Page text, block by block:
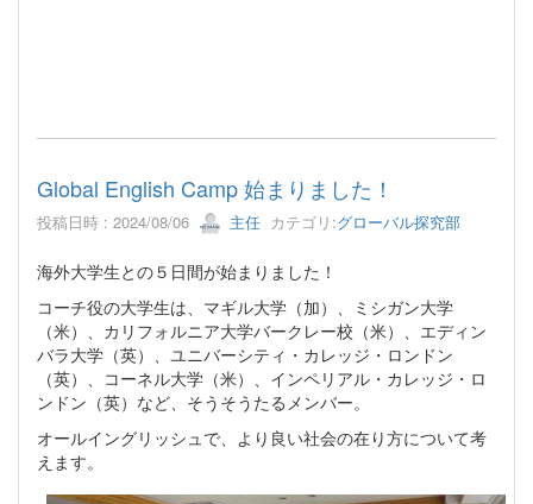
Global English Camp 始まりました！
投稿日時 : 2024/08/06 主任 カテゴリ:グローバル探究部
海外大学生との５日間が始まりました！
コーチ役の大学生は、マギル大学（加）、ミシガン大学
（米）、カリフォルニア大学バークレー校（米）、エディン
バラ大学（英）、ユニバーシティ・カレッジ・ロンドン
（英）、コーネル大学（米）、インペリアル・カレッジ・ロ
ンドン（英）など、そうそうたるメンバー。
オールイングリッシュで、より良い社会の在り方について考
えます。